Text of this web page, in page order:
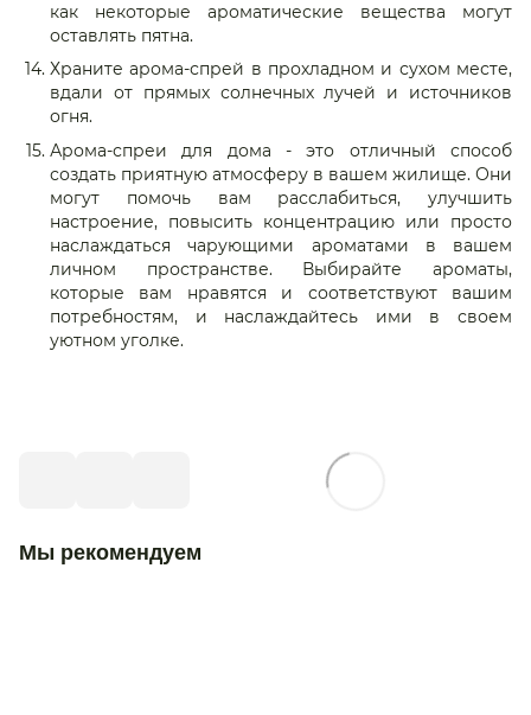
как некоторые ароматические вещества могут
оставлять пятна.
Храните арома-спрей в прохладном и сухом месте,
вдали от прямых солнечных лучей и источников
огня.
Арома-спреи для дома - это отличный способ
создать приятную атмосферу в вашем жилище. Они
могут помочь вам расслабиться, улучшить
настроение, повысить концентрацию или просто
наслаждаться чарующими ароматами в вашем
личном пространстве. Выбирайте ароматы,
которые вам нравятся и соответствуют вашим
потребностям, и наслаждайтесь ими в своем
уютном уголке.
Мы рекомендуем